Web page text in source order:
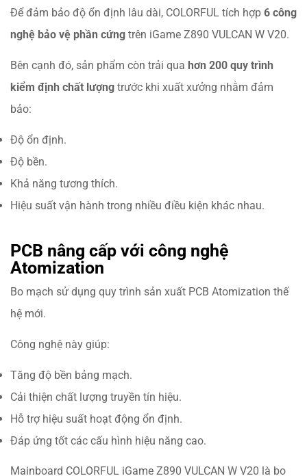
Để đảm bảo độ ổn định lâu dài, COLORFUL tích hợp 6 công
nghệ bảo vệ phần cứng trên iGame Z890 VULCAN W V20.
Bên cạnh đó, sản phẩm còn trải qua hơn 200 quy trình
kiểm định chất lượng trước khi xuất xưởng nhằm đảm
bảo:
Độ ổn định.
Độ bền.
Khả năng tương thích.
Hiệu suất vận hành trong nhiều điều kiện khác nhau.
PCB nâng cấp với công nghệ
Atomization
Bo mạch sử dụng quy trình sản xuất PCB Atomization thế
hệ mới.
Công nghệ này giúp:
Tăng độ bền bảng mạch.
Cải thiện chất lượng truyền tín hiệu.
Hỗ trợ hiệu suất hoạt động ổn định.
Đáp ứng tốt các cấu hình hiệu năng cao.
Mainboard COLORFUL iGame Z890 VULCAN W V20 là bo